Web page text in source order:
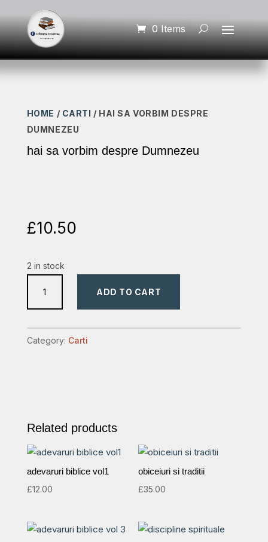
0 Items
HOME / CARTI / HAI SA VORBIM DESPRE
DUMNEZEU
hai sa vorbim despre Dumnezeu
£10.50
2 in stock
despre
Dumnezeu
ADD TO CART
Category: Carti
Related products
adevaruri biblice vol1
£12.00
obiceiuri si traditii
£35.00